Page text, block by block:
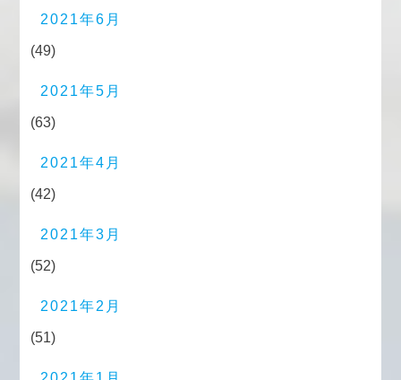
2021年6月
(49)
2021年5月
(63)
2021年4月
(42)
2021年3月
(52)
2021年2月
(51)